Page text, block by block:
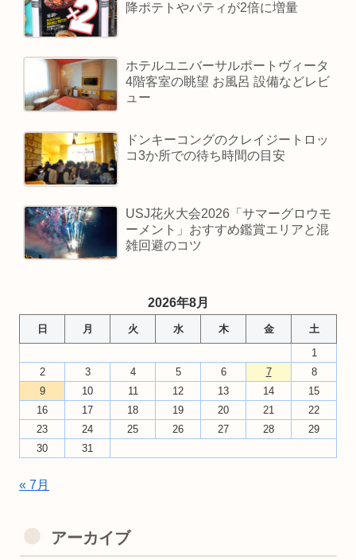
降ポテトやパティが2倍に増量
ホテルユニバーサルポートヴィータ
4階客室の眺望 お風呂 設備などレビ
ュー
ドンキーコングのクレイジートロッ
コ3か所での待ち時間の目安
USJ花火大会2026「サマーグロウモ
ーメント」おすすめ鑑賞エリアと混
雑回避のコツ
2026年8月
日 月 火 水 木 金
土
1
2
3 4 5 6 7
8
9
10 11 12 13 14
15
16
17 18 19 20 21
22
23
24 25 26 27 28
29
30
31
« 7月
アーカイブ